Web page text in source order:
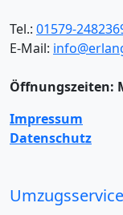
Tel.: 01579-
E-Mail:
Öffnungszeiten:
Impressum
Datenschutz
Umzugsservice